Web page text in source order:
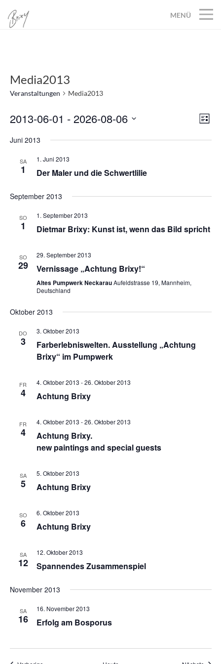
MENÜ
Media2013
Veranstaltungen Media2013
Liste
2013-06-01 - 2026-08-06
wählen.
Juni 2013
SA
1
1. Juni 2013
Der Maler und die Schwertlilie
September 2013
SO
1
1. September 2013
Dietmar Brixy: Kunst ist, wenn das Bild spricht
SO
29
29. September 2013
Vernissage „Achtung Brixy!“
Altes Pumpwerk NeckarauAufeldstrasse 19, Mannheim,
Deutschland
Oktober 2013
DO
3
3. Oktober 2013
Farberlebniswelten. Ausstellung „Achtung
Brixy“ im Pumpwerk
FR
4
4. Oktober 2013 -26. Oktober 2013
Achtung Brixy
FR
4
4. Oktober 2013 -26. Oktober 2013
Achtung Brixy.
new paintings and special guests
SA
5
5. Oktober 2013
Achtung Brixy
SO
6
6. Oktober 2013
Achtung Brixy
SA
12
12. Oktober 2013
Spannendes Zusammenspiel
November 2013
SA
16
16. November 2013
Erfolg am Bosporus